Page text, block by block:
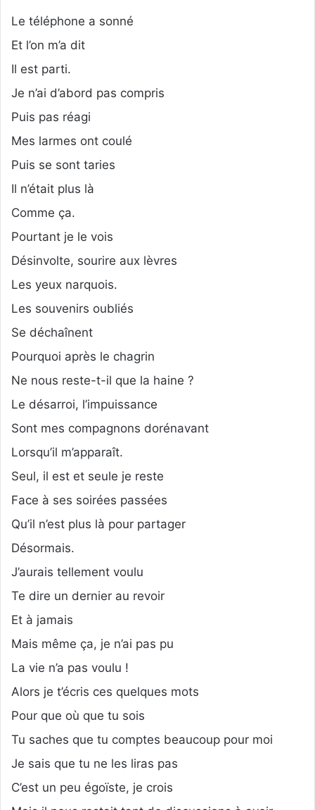
Le téléphone a sonné
Et l’on m’a dit
Il est parti.
Je n’ai d’abord pas compris
Puis pas réagi
Mes larmes ont coulé
Puis se sont taries
Il n’était plus là
Comme ça.
Pourtant je le vois
Désinvolte, sourire aux lèvres
Les yeux narquois.
Les souvenirs oubliés
Se déchaînent
Pourquoi après le chagrin
Ne nous reste-t-il que la haine ?
Le désarroi, l’impuissance
Sont mes compagnons dorénavant
Lorsqu’il m’apparaît.
Seul, il est et seule je reste
Face à ses soirées passées
Qu’il n’est plus là pour partager
Désormais.
J’aurais tellement voulu
Te dire un dernier au revoir
Et à jamais
Mais même ça, je n’ai pas pu
La vie n’a pas voulu !
Alors je t’écris ces quelques mots
Pour que où que tu sois
Tu saches que tu comptes beaucoup pour moi
Je sais que tu ne les liras pas
C’est un peu égoïste, je crois